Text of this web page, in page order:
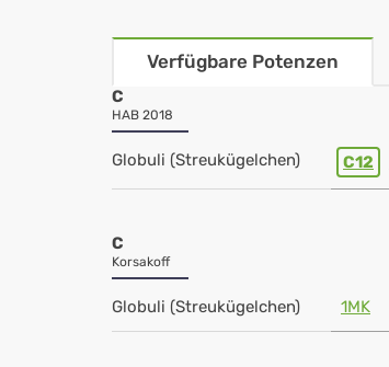
Verfügbare Potenzen
C
HAB 2018
Globuli (Streukügelchen) C12
C
Korsakoff
Globuli (Streukügelchen) 1MK